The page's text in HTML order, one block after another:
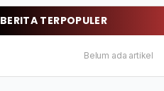
BERITA TERPOPULER
Belum ada artikel